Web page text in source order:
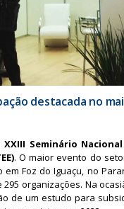
destacada no
XXIII Seminário
. O maior evento do
Foz do Iguaçu, no
organizações. Na
de um estudo para